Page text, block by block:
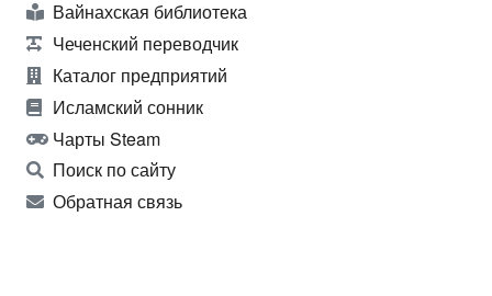
Вайнахская библиотека
Чеченский переводчик
Каталог предприятий
Исламский сонник
Чарты Steam
Поиск по сайту
Обратная связь